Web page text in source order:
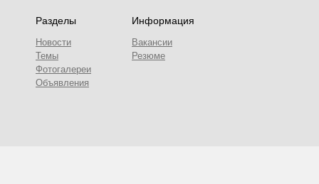
Разделы
Новости
Темы
Фотогалереи
Объявления
Информация
Вакансии
Резюме